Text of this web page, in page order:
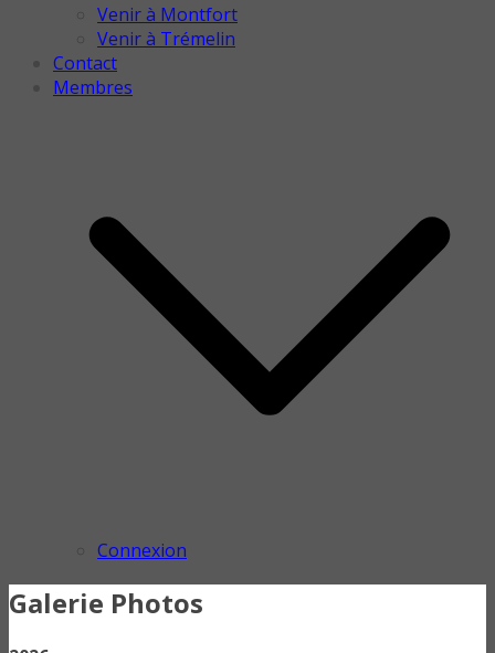
Venir à Montfort
Venir à Trémelin
Contact
Membres
Connexion
Galerie Photos